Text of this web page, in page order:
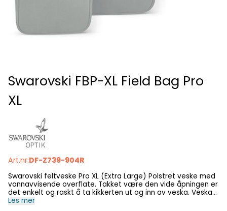
Swarovski FBP-XL Field Bag Pro
XL
Art.nr:DF-Z739-904R
Swarovski feltveske Pro XL (Extra Large) Polstret veske med
vannavvisende overflate. Takket være den vide åpningen er
det enkelt og raskt å ta kikkerten ut og inn av veska. Veskas
nakkereim er i glatt nylon. Den er beregnet for å ha
Les mer